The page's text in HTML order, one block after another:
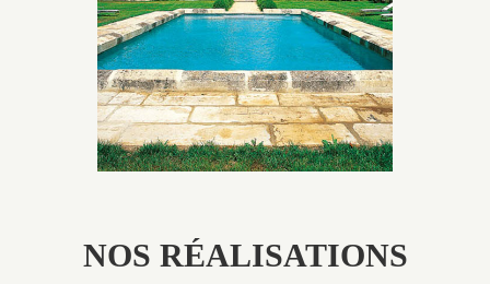
patine naturelle ou créer un ornement de pierres de
taille.
NOS RÉALISATIONS